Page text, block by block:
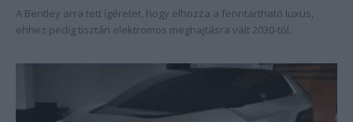
A Bentley arra tett ígéretet, hogy elhozza a fenntartható luxus,
ehhez pedig tisztán elektromos meghajtásra vált 2030-tól.